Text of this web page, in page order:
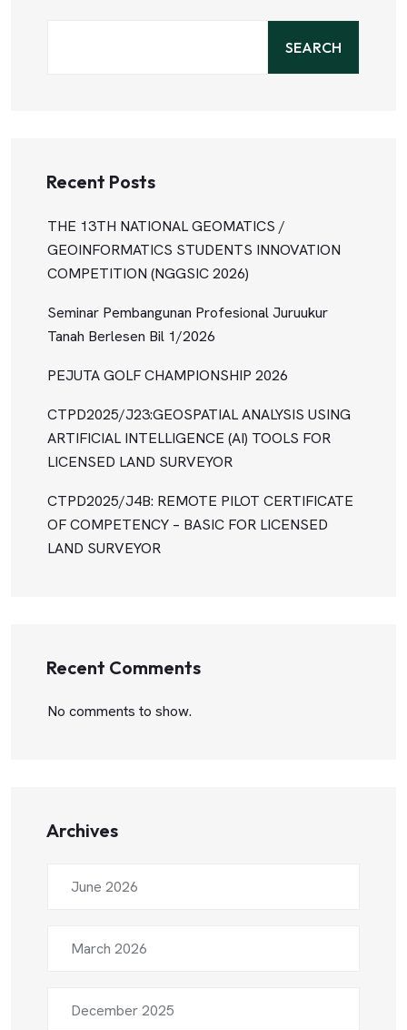
SEARCH
Recent Posts
THE 13TH NATIONAL GEOMATICS /
GEOINFORMATICS STUDENTS INNOVATION
COMPETITION (NGGSIC 2026)
Seminar Pembangunan Profesional Juruukur
Tanah Berlesen Bil 1/2026
PEJUTA GOLF CHAMPIONSHIP 2026
CTPD2025/J23:GEOSPATIAL ANALYSIS USING
ARTIFICIAL INTELLIGENCE (AI) TOOLS FOR
LICENSED LAND SURVEYOR
CTPD2025/J4B: REMOTE PILOT CERTIFICATE
OF COMPETENCY – BASIC FOR LICENSED
LAND SURVEYOR
Recent Comments
No comments to show.
Archives
June 2026
March 2026
December 2025